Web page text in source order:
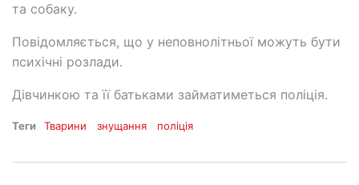
та собаку.
Повідомляється, що у неповнолітньої можуть бути
психічні розлади.
Дівчинкою та її батьками займатиметься поліція.
Теги Тварини знущання поліція